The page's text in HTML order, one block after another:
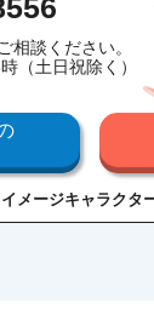
イメージキャラクタ
相談ください。
（土日祝除く）